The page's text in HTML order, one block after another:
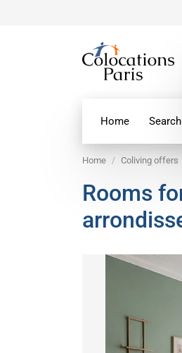
Home Search
Home Coliving offers
Rooms